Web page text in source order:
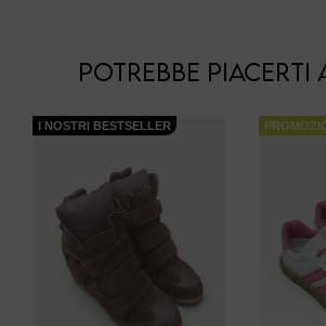
POTREBBE PIACERTI
I NOSTRI BESTSELLER